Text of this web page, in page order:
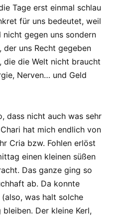
Tage erst einmal schlau
für uns bedeutet, weil
gegen uns sondern
der uns Recht gegeben
die die Welt nicht braucht
Nerven… und Geld
dass nicht auch was sehr
hat mich endlich von
Cria bzw. Fohlen erlöst
einen kleinen süßen
Das ganze ging so
ab. Da konnte
was halt solche
Der kleine Kerl,